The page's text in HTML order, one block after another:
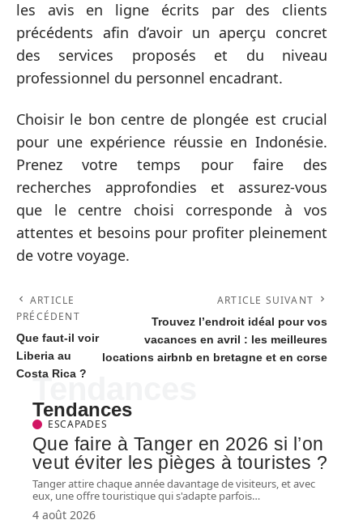
les avis en ligne écrits par des clients
précédents afin d’avoir un aperçu concret
des services proposés et du niveau
professionnel du personnel encadrant.
Choisir le bon centre de plongée est crucial
pour une expérience réussie en Indonésie.
Prenez votre temps pour faire des
recherches approfondies et assurez-vous
que le centre choisi corresponde à vos
attentes et besoins pour profiter pleinement
de votre voyage.
ARTICLE
PRÉCÉDENT
Que faut-il voir
Liberia au
Costa Rica ?
ARTICLE SUIVANT
Trouvez l’endroit idéal pour vos
vacances en avril : les meilleures
locations airbnb en bretagne et en corse
Tendances
Tendances
ESCAPADES
Que faire à Tanger en 2026 si l’on
veut éviter les pièges à touristes ?
Tanger attire chaque année davantage de visiteurs, et avec
eux, une offre touristique qui s'adapte parfois…
4 août 2026